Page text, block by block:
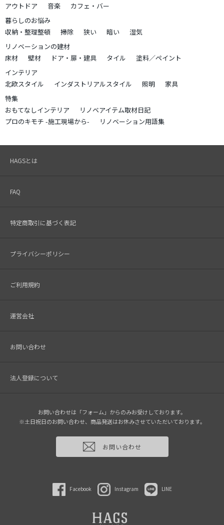
アウトドア
音楽
カフェ・バー
暮らしのお悩み
収納・整理整頓
掃除 狭い 暗い
湿気
リノベーションの建材
床材
壁材 ドア・扉・建具 タイル
塗料／ペイント
インテリア
北欧スタイル
インダストリアルスタイル 照明
家具
特集
おもてなしインテリア
リノベアイテム取材日記
プロのキモチ -施工現場から-
リノベーション用語集
HAGSとは
FAQ
特定商取引に基づく表記
プライバシーポリシー
ご利用規約
運営会社
お問い合わせ
法人登録について
お問い合わせは「フォーム」からのみお受けしております。
※土日祝日のお問い合わせ、商品発送はお休みさせていただいております。
お問い合わせ
Facebook Instagram LINE